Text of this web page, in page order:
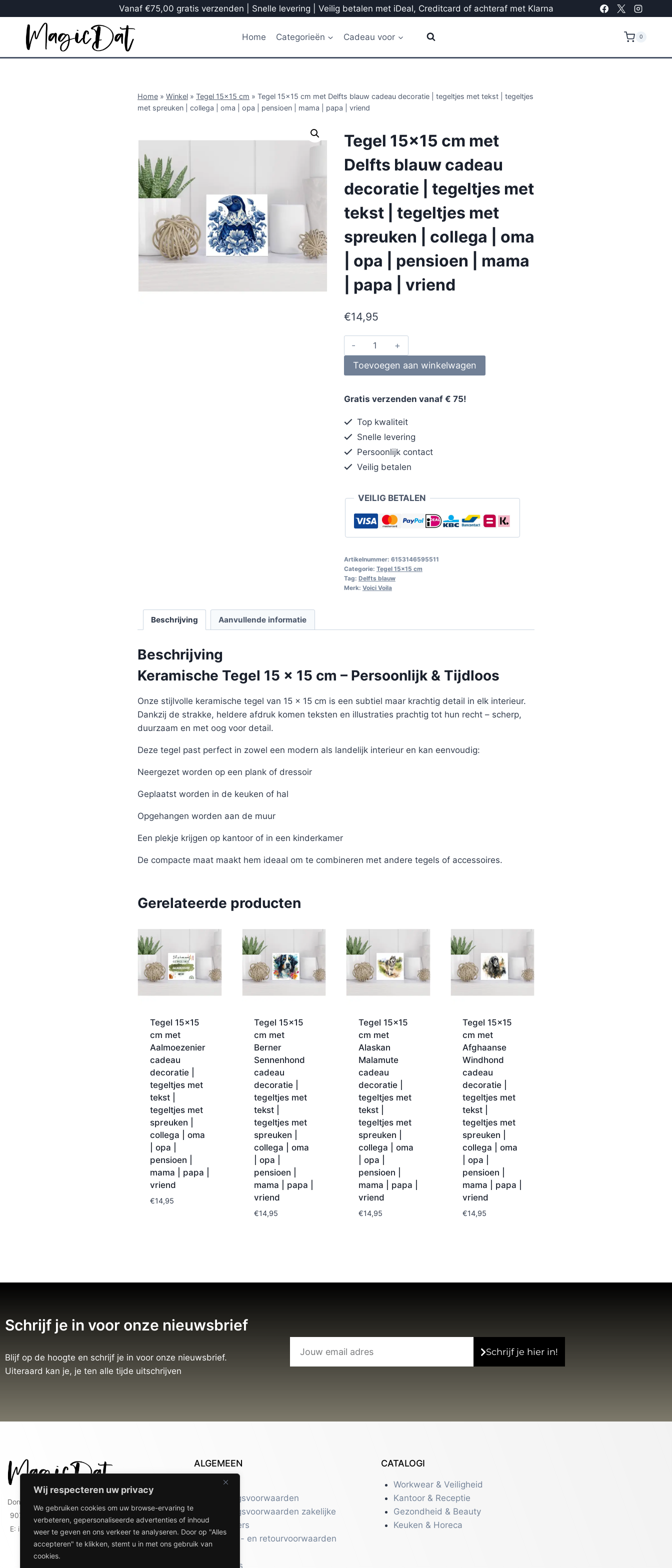
Wij respecteren uw privacy
We gebruiken cookies om uw browse-ervaring te
verbeteren, gepersonaliseerde advertenties of inhoud
weer te geven en ons verkeer te analyseren. Door op "Alles
accepteren" te klikken, stemt u in met ons gebruik van
cookies.
Vanaf €75,00 gratis verzenden | Snelle levering | Veilig betalen met iDeal, Creditcard of achteraf met Klarna
Home Categorieën Cadeau voor 0
Home » Winkel » Tegel 15x15 cm » Tegel 15×15 cm met Delfts blauw cadeau decoratie | tegeltjes met tekst | tegeltjes
met spreuken | collega | oma | opa | pensioen | mama | papa | vriend
Tegel 15×15 cm met
Delfts blauw cadeau
decoratie | tegeltjes met
tekst | tegeltjes met
spreuken | collega | oma
| opa | pensioen | mama
| papa | vriend
€14,95
Toevoegen aan winkelwagen
Gratis verzenden vanaf € 75!
Top kwaliteit
Snelle levering
Persoonlijk contact
Veilig betalen
VEILIG BETALEN
Artikelnummer: 6153146595511
Categorie: Tegel 15x15 cm
Tag: Delfts blauw
Merk: Voici Voila
Beschrijving Aanvullende informatie
Beschrijving
Keramische Tegel 15 x 15 cm – Persoonlijk & Tijdloos
Onze stijlvolle keramische tegel van 15 x 15 cm is een subtiel maar krachtig detail in elk interieur.
Dankzij de strakke, heldere afdruk komen teksten en illustraties prachtig tot hun recht – scherp,
duurzaam en met oog voor detail.
Deze tegel past perfect in zowel een modern als landelijk interieur en kan eenvoudig:
Neergezet worden op een plank of dressoir
Geplaatst worden in de keuken of hal
Opgehangen worden aan de muur
Een plekje krijgen op kantoor of in een kinderkamer
De compacte maat maakt hem ideaal om te combineren met andere tegels of accessoires.
Gerelateerde producten
Tegel 15×15
cm met
Aalmoezenier
cadeau
decoratie |
tegeltjes met
tekst |
tegeltjes met
spreuken |
collega | oma
| opa |
pensioen |
mama | papa |
vriend
€14,95
Tegel 15×15
cm met
Berner
Sennenhond
cadeau
decoratie |
tegeltjes met
tekst |
tegeltjes met
spreuken |
collega | oma
| opa |
pensioen |
mama | papa |
vriend
€14,95
Tegel 15×15
cm met
Alaskan
Malamute
cadeau
decoratie |
tegeltjes met
tekst |
tegeltjes met
spreuken |
collega | oma
| opa |
pensioen |
mama | papa |
vriend
€14,95
Tegel 15×15
cm met
Afghaanse
Windhond
cadeau
decoratie |
tegeltjes met
tekst |
tegeltjes met
spreuken |
collega | oma
| opa |
pensioen |
mama | papa |
vriend
€14,95
Schrijf je in voor onze nieuwsbrief
Blijf op de hoogte en schrijf je in voor onze nieuwsbrief.
Uiteraard kan je, je ten alle tijde uitschrijven
Schrijf je hier in!
Doniaweg 9
9074 AE Hallum
E: info@magicdat.nl
ALGEMEEN
Contact
Leveringsvoorwaarden
Leveringsvoorwaarden zakelijke
gebruikers
Verzend- en retourvoorwaarden
Over ons
CATALOGI
Workwear & Veiligheid
Kantoor & Receptie
Gezondheid & Beauty
Keuken & Horeca